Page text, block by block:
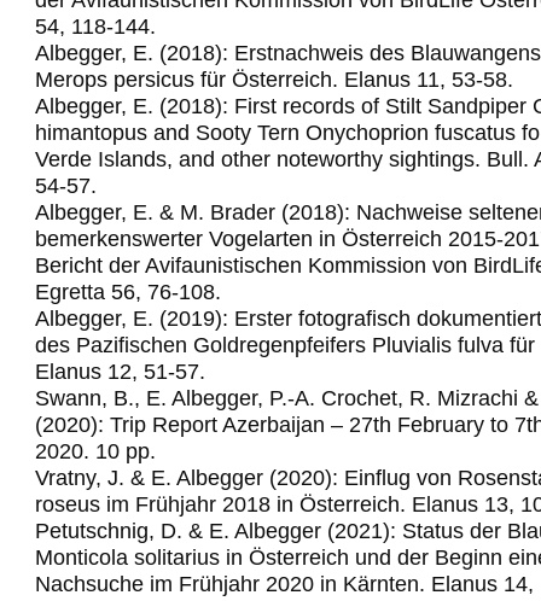
54, 118-144.
Albegger, E. (2018): Erstnachweis des
Merops persicus für Österreich. Elanus 11, 53-58.
Albegger, E. (2018): First records of Stilt Sandpiper
himantopus and Sooty Tern Onychoprion fuscatus
Verde Islands, and other noteworthy sightings. Bull.
54-57.
Albegger, E. & M. Brader (2018): Nachweise
bemerkenswerter Vogelarten in Österreich 2015-
Bericht der Avifaunistischen Kommission von
Egretta 56, 76-108.
Albegger, E. (2019): Erster fotografisch
des Pazifischen Goldregenpfeifers Pluvialis fulva
Elanus 12, 51-57.
Swann, B., E. Albegger, P.-A. Crochet, R. Mizrachi
(2020): Trip Report Azerbaijan – 27th February to
2020. 10 pp.
Vratny, J. & E. Albegger (2020): Einflug von
roseus im Frühjahr 2018 in Österreich. Elanus 13,
Petutschnig, D. & E. Albegger (2021): Status der
Monticola solitarius in Österreich und der Beginn
Nachsuche im Frühjahr 2020 in Kärnten. Elanus 14,